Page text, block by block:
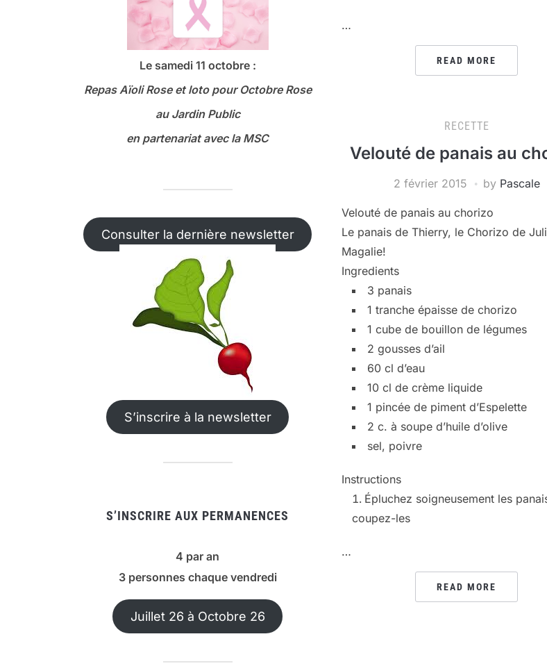
Le samedi 11 octobre :
Repas Aïoli Rose et loto pour Octobre Rose
au Jardin Public
en partenariat avec la MSC
Consulter la dernière newsletter
S’inscrire à la newsletter
S’INSCRIRE AUX PERMANENCES
4 par an
3 personnes chaque vendredi
Juillet 26 à Octobre 26
…
READ MORE
RECETTE
Velouté de panais au
2 février 2015 by Pascale
Velouté de panais au chorizo
Le panais de Thierry, le Chorizo de
Magalie!
Ingredients
3 panais
1 tranche épaisse de chorizo
1 cube de bouillon de légumes
2 gousses d’ail
60 cl d’eau
10 cl de crème liquide
1 pincée de piment d’Espelette
2 c. à soupe d’huile d’olive
sel, poivre
Instructions
Épluchez soigneusement les
coupez-les
…
READ MORE